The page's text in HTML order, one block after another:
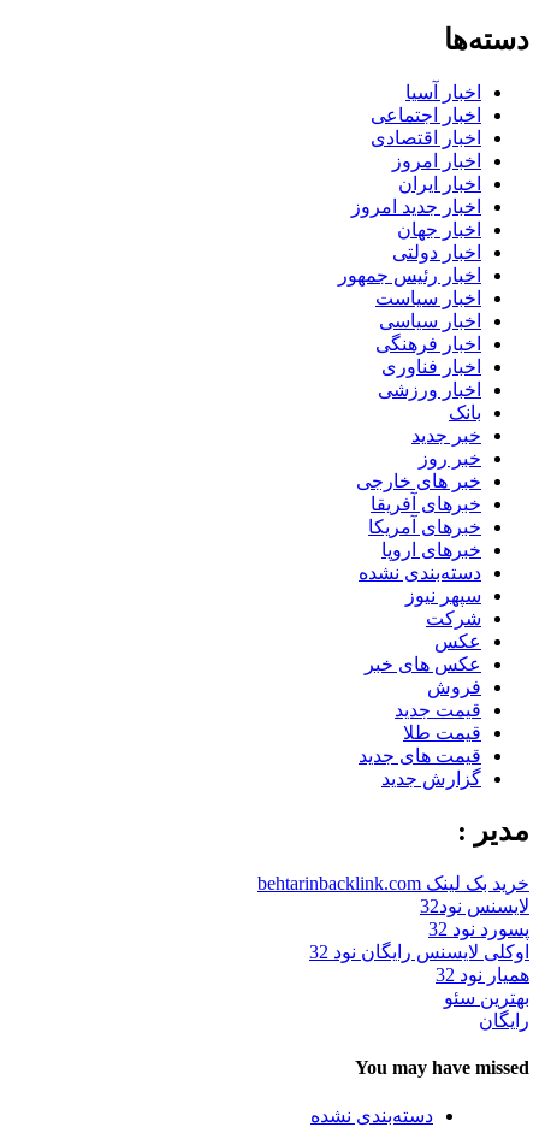
دسته‌ها
اخبار آسیا
اخبار اجتماعی
اخبار اقتصادی
اخبار امروز
اخبار ایران
اخبار جدید امروز
اخبار جهان
اخبار دولتی
اخبار رئیس جمهور
اخبار سیاست
اخبار سیاسی
اخبار فرهنگی
اخبار فناوری
اخبار ورزشی
بانک
خبر جدید
خبر روز
خبر های خارجی
خبرهای آفریقا
خبرهای آمریکا
خبرهای اروپا
دسته‌بندی نشده
سپهر نیوز
شرکت
عکس
عکس های خبر
فروش
قیمت جدید
قیمت طلا
قیمت های جدید
گزارش جدید
مدیر :
خرید بک لینک behtarinbacklink.com
لایسنس نود32
پسورد نود 32
اوکلی لایسنس رایگان نود 32
همیار نود 32
بهترین سئو
رایگان
You may have missed
دسته‌بندی نشده